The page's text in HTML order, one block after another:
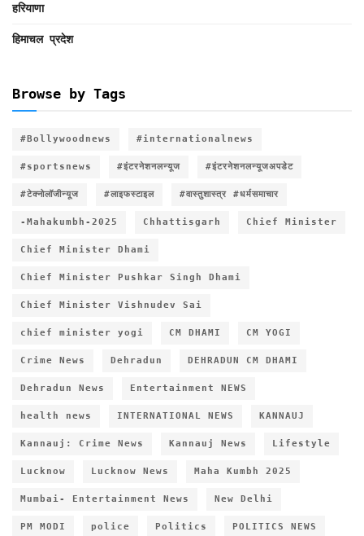
हरियाणा
हिमाचल प्रदेश
Browse by Tags
#Bollywoodnews #internationalnews
#sportsnews #इंटरनेशनलन्यूज #इंटरनेशनलन्यूजअपडेट
#टेक्नोलॉजीन्यूज #लाइफस्टाइल #वास्तुशास्त्र #धर्मसमाचार
-Mahakumbh-2025 Chhattisgarh Chief Minister
Chief Minister Dhami
Chief Minister Pushkar Singh Dhami
Chief Minister Vishnudev Sai
chief minister yogi CM DHAMI CM YOGI
Crime News Dehradun DEHRADUN CM DHAMI
Dehradun News Entertainment NEWS
health news INTERNATIONAL NEWS KANNAUJ
Kannauj: Crime News Kannauj News Lifestyle
Lucknow Lucknow News Maha Kumbh 2025
Mumbai- Entertainment News New Delhi
PM MODI police Politics POLITICS NEWS